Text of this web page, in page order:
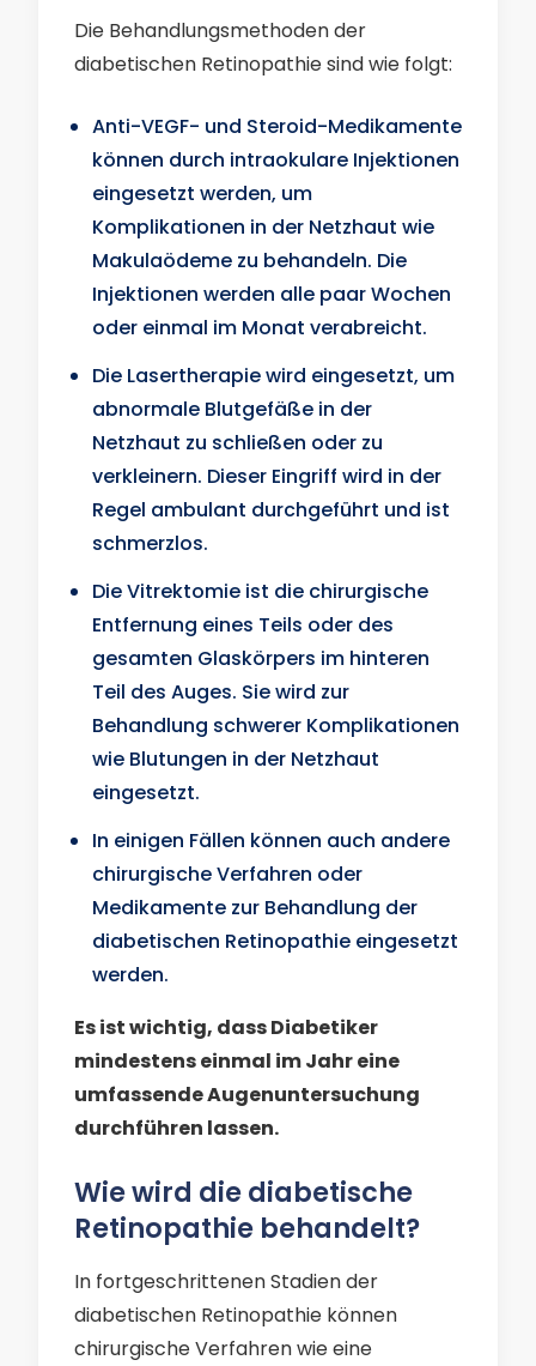
Die Behandlungsmethoden der
diabetischen Retinopathie sind wie folgt:
Anti-VEGF- und Steroid-Medikamente
können durch intraokulare Injektionen
eingesetzt werden, um
Komplikationen in der Netzhaut wie
Makulaödeme zu behandeln. Die
Injektionen werden alle paar Wochen
oder einmal im Monat verabreicht.
Die Lasertherapie wird eingesetzt, um
abnormale Blutgefäße in der
Netzhaut zu schließen oder zu
verkleinern. Dieser Eingriff wird in der
Regel ambulant durchgeführt und ist
schmerzlos.
Die Vitrektomie ist die chirurgische
Entfernung eines Teils oder des
gesamten Glaskörpers im hinteren
Teil des Auges. Sie wird zur
Behandlung schwerer Komplikationen
wie Blutungen in der Netzhaut
eingesetzt.
In einigen Fällen können auch andere
chirurgische Verfahren oder
Medikamente zur Behandlung der
diabetischen Retinopathie eingesetzt
werden.
Es ist wichtig, dass Diabetiker
mindestens einmal im Jahr eine
umfassende Augenuntersuchung
durchführen lassen.
Wie wird die diabetische
Retinopathie behandelt?
In fortgeschrittenen Stadien der
diabetischen Retinopathie können
chirurgische Verfahren wie eine